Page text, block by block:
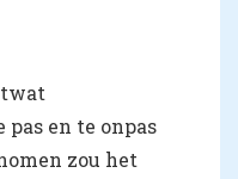
en te onpas
zou het